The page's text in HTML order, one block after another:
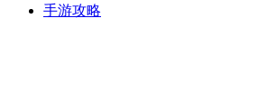
手游攻略